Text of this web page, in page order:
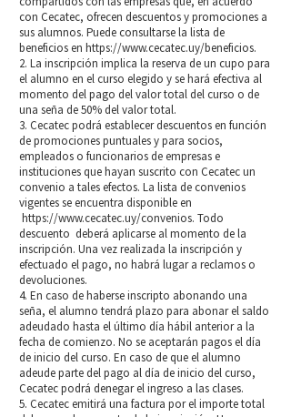
con Cecatec, ofrecen descuentos y promociones a
sus alumnos. Puede consultarse la lista de
beneficios en https://www.cecatec.uy/beneficios.
2. La inscripción implica la reserva de un cupo para
el alumno en el curso elegido y se hará efectiva al
momento del pago del valor total del curso o de
una seña de 50% del valor total.
3. Cecatec podrá establecer descuentos en función
de promociones puntuales y para socios,
empleados o funcionarios de empresas e
instituciones que hayan suscrito con Cecatec un
convenio a tales efectos. La lista de convenios
vigentes se encuentra disponible en
https://www.cecatec.uy/convenios. Todo
descuento deberá aplicarse al momento de la
inscripción. Una vez realizada la inscripción y
efectuado el pago, no habrá lugar a reclamos o
devoluciones.
4. En caso de haberse inscripto abonando una
seña, el alumno tendrá plazo para abonar el saldo
adeudado hasta el último día hábil anterior a la
fecha de comienzo. No se aceptarán pagos el día
de inicio del curso. En caso de que el alumno
adeude parte del pago al día de inicio del curso,
Cecatec podrá denegar el ingreso a las clases.
5. Cecatec emitirá una factura por el importe total